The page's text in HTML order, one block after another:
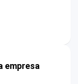
empresa